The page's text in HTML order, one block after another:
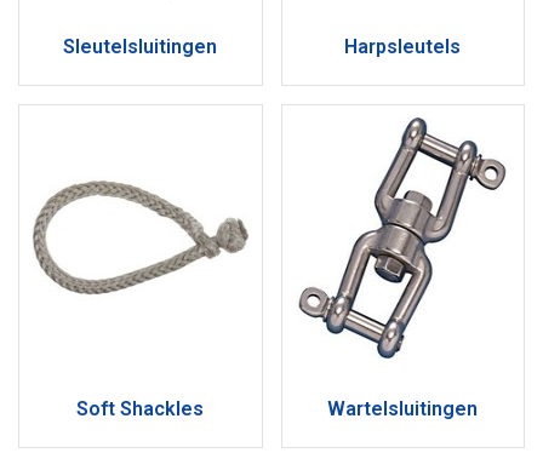
Sleutelsluitingen Harpsleutels
Soft Shackles Wartelsluitingen